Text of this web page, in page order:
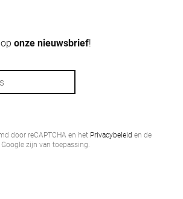
onze nieuwsbrief!
door reCAPTCHA en het Privacybeleid en de
Google zijn van toepassing.